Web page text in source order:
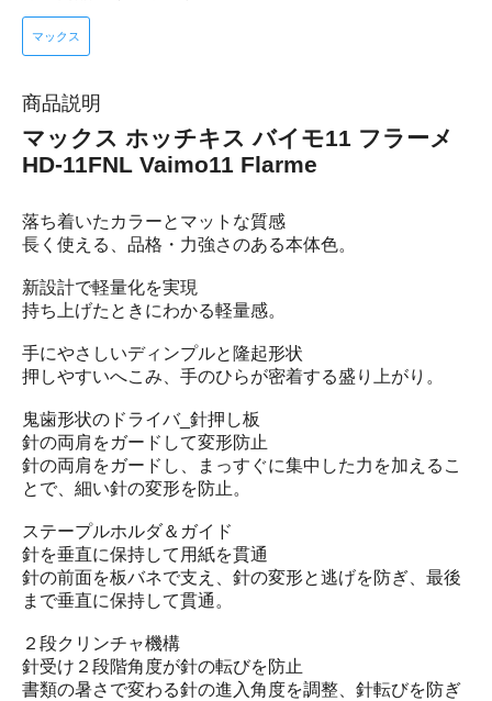
マックス
商品説明
マックス ホッチキス バイモ11 フラーメ
HD-11FNL Vaimo11 Flarme
落ち着いたカラーとマットな質感
長く使える、品格・力強さのある本体色。
新設計で軽量化を実現
持ち上げたときにわかる軽量感。
手にやさしいディンプルと隆起形状
押しやすいへこみ、手のひらが密着する盛り上がり。
鬼歯形状のドライバ_針押し板
針の両肩をガードして変形防止
針の両肩をガードし、まっすぐに集中した力を加えるこ
とで、細い針の変形を防止。
ステープルホルダ＆ガイド
針を垂直に保持して用紙を貫通
針の前面を板バネで支え、針の変形と逃げを防ぎ、最後
まで垂直に保持して貫通。
２段クリンチャ機構
針受け２段階角度が針の転びを防止
書類の暑さで変わる針の進入角度を調整、針転びを防ぎ